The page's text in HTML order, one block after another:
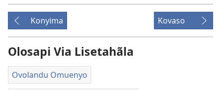
Konyima Kovaso
Olosapi Via Lisetahãla
Ovolandu Omuenyo